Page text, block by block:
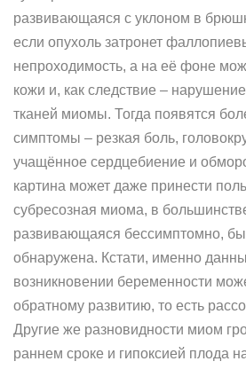
развивающаяся с уклоном в
если опухоль затронет
непроходимость, а на её фоне
кожи и, как следствие –
тканей миомы. Тогда появятся
симптомы – резкая боль,
учащённое сердцебиение и
картина может даже принести
субресозная миома, в
развивающаяся бессимптомно,
обнаружена. Кстати, именно
возникновении беременности
обратному развитию, то есть
Другие же разновидности миом
раннем сроке и гипоксией плода